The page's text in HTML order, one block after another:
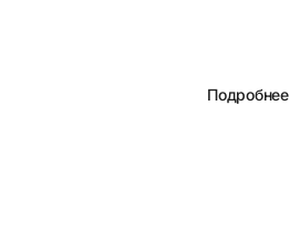
Подробнее